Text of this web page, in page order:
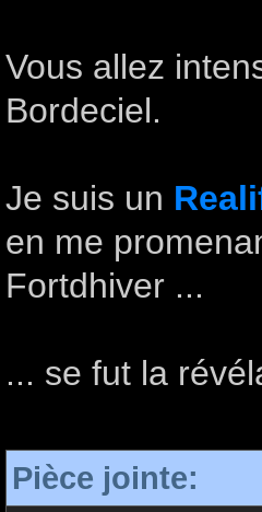
Vous allez
Bordeciel.
Je suis un
en me
Fortdhiver ...
... se fut la
Pièce jointe: